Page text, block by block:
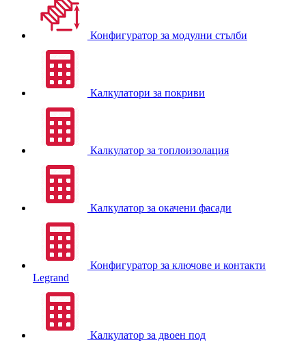
Конфигуратор за модулни стълби
Калкулатори за покриви
Калкулатор за топлоизолация
Калкулатор за окачени фасади
Конфигуратор за ключове и контакти
Legrand
Калкулатор за двоен под